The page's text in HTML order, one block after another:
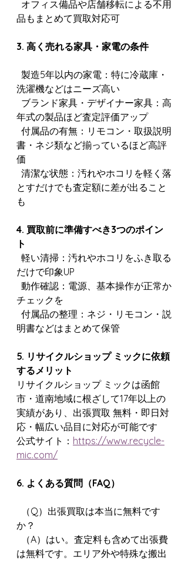
品もまとめて買取対応可
3. 高く売れる家具・家電の条件
洗濯機などはニーズ高い
年式の製品ほど査定評価アップ
書・ネジ類など揃っているほど高評
価
とすだけでも査定額に差が出ること
も
4. 買取前に準備すべき3つのポイン
ト
だけで印象UP
チェックを
明書などはまとめて保管
5. リサイクルショップ ミックに依頼
するメリット
リサイクルショップ ミックは函館
市・道南地域に根ざして17年以上の
実績があり、出張買取 無料・即日対
応・幅広い品目に対応が可能です
公式サイト： https://www.recycle-
mic.com/
6. よくある質問（FAQ）
か？
は無料です。エリア外や特殊な搬出